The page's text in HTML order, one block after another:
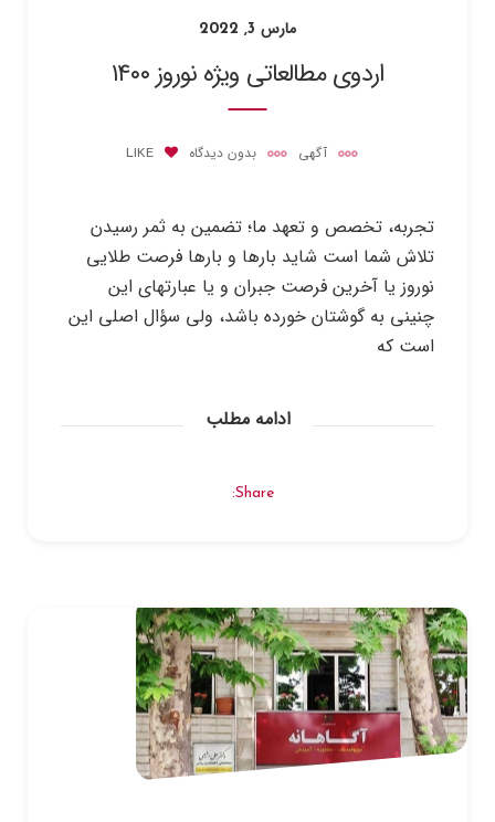
مارس 3, 2022
اردوی مطالعاتی ویژه نوروز ۱۴۰۰
آگهی بدون دیدگاه LIKE
تجربه، تخصص و تعهد ما؛ تضمین به ثمر رسیدن
تلاش شما است شاید بارها و بارها فرصت طلایی
نوروز یا آخرین فرصت جبران و یا عبارتهای این
چنینی به گوشتان خورده باشد، ولی سؤال اصلی این
است که
ادامه مطلب
Share: